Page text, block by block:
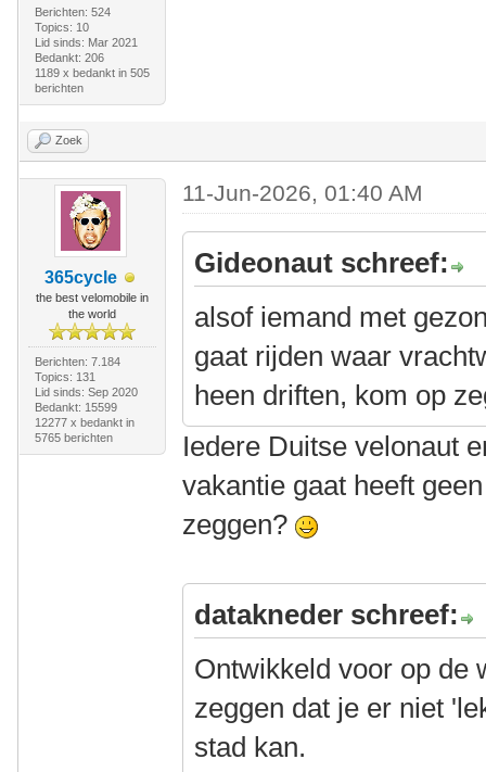
Berichten: 524
Topics: 10
Lid sinds: Mar 2021
Bedankt: 206
1189 x bedankt in 505
berichten
Zoek
365cycle
the best velomobile in
the world
Berichten: 7.184
Topics: 131
Lid sinds: Sep 2020
Bedankt: 15599
12277 x bedankt in
5765 berichten
11-Jun-2026, 01:40 AM
Gideonaut schreef:
alsof iemand met
gaat rijden waar
heen driften, kom op
Iedere Duitse velonaut
vakantie gaat heeft
zeggen?
datakneder schreef:
Ontwikkeld voor op de
zeggen dat je er niet
stad kan.